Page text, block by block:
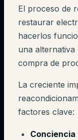
El proceso de
restaurar
hacerlos
una alternativa
compra de
La creciente
factores clave: